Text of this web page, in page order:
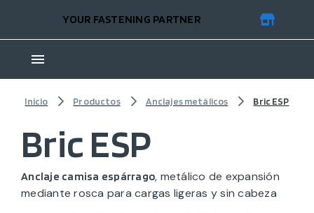
YOUR FASTENING PARTNER
Inicio Productos Anclajes metálicos Bric ESP
Bric ESP
Anclaje camisa espárrago, metálico de expansión
mediante rosca para cargas ligeras y sin cabeza